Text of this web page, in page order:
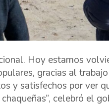
Hoy estamos
gracias al
y satisfechos por ver
celebró el